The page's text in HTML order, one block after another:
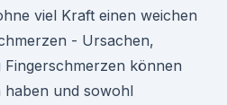
viel Kraft einen weichen
- Ursachen,
Fingerschmerzen können
haben und sowohl